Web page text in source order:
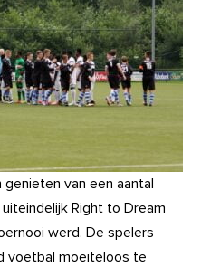
van een aantal
Right to Dream
werd. De spelers
voetbal moeiteloos te